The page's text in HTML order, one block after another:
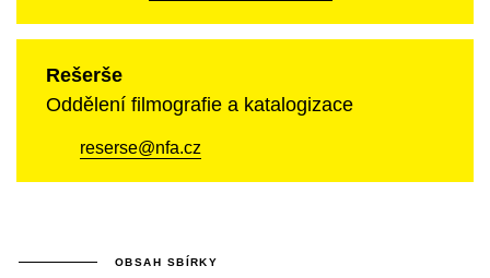
Rešerše
Oddělení filmografie a katalogizace
reserse@nfa.cz
OBSAH SBÍRKY